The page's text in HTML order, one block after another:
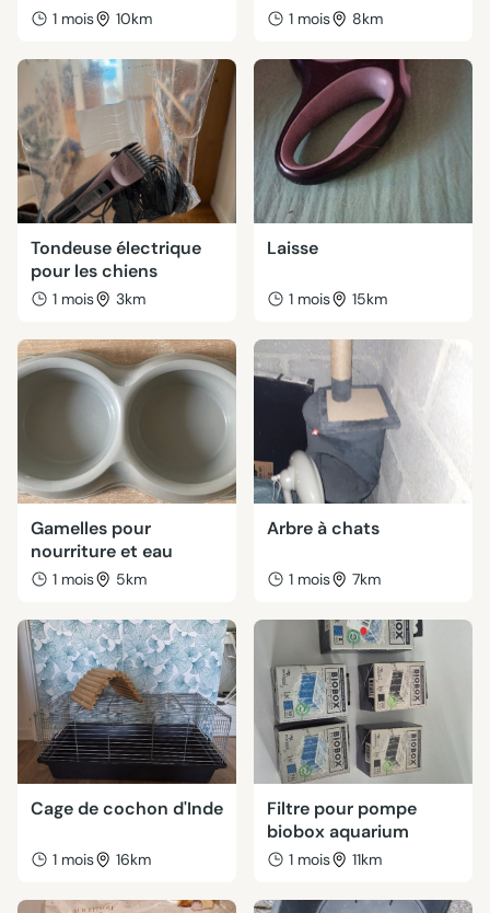
1 mois 10km 1 mois 8km
Tondeuse électrique
pour les chiens
1 mois 3km
Laisse
1 mois 15km
Gamelles pour
nourriture et eau
1 mois 5km
Arbre à chats
1 mois 7km
Cage de cochon d'Inde
1 mois 16km
Filtre pour pompe
biobox aquarium
1 mois 11km